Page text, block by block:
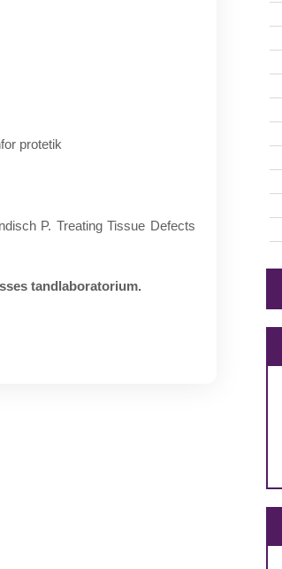
protetik
P. Treating Tissue Defects
tandlaboratorium.